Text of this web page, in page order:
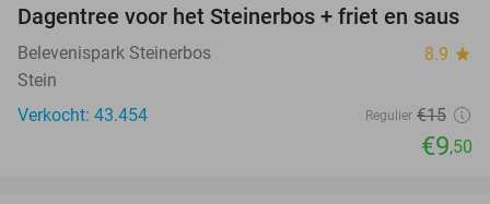
37%
Dagentree voor het Steinerbos + friet en saus
Belevenispark Steinerbos 8.9 star
Stein
Verkocht: 43.454
Regulier €15
€9,50